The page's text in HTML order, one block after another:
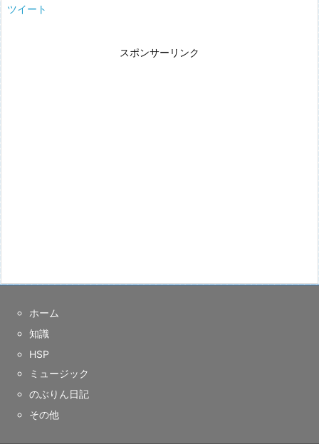
ツイート
スポンサーリンク
ホーム
知識
HSP
ミュージック
のぶりん日記
その他